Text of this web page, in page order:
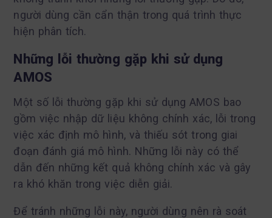
người dùng cần cẩn thận trong quá trình thực
hiện phân tích.
Những lỗi thường gặp khi sử dụng
AMOS
Một số lỗi thường gặp khi sử dụng AMOS bao
gồm việc nhập dữ liệu không chính xác, lỗi trong
việc xác định mô hình, và thiếu sót trong giai
đoạn đánh giá mô hình. Những lỗi này có thể
dẫn đến những kết quả không chính xác và gây
ra khó khăn trong việc diễn giải.
Để tránh những lỗi này, người dùng nên rà soát